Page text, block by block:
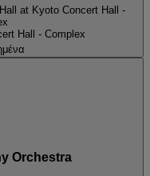
at Kyoto Concert Hall -
Hall - Complex
Orchestra